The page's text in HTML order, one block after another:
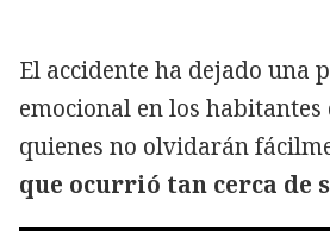
El accidente ha dejado una
emocional en los habitantes
quienes no olvidarán
que ocurrió tan cerca de